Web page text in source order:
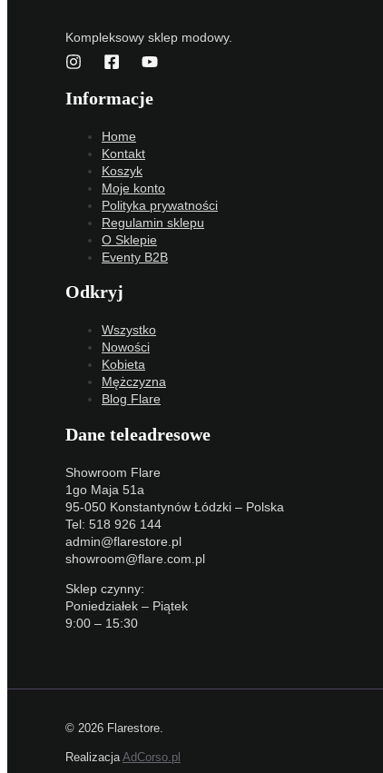
Kompleksowy sklep modowy.
Informacje
Home
Kontakt
Koszyk
Moje konto
Polityka prywatności
Regulamin sklepu
O Sklepie
Eventy B2B
Odkryj
Wszystko
Nowości
Kobieta
Mężczyzna
Blog Flare
Dane teleadresowe
Showroom Flare
1go Maja 51a
95-050 Konstantynów Łódzki – Polska
Tel: 518 926 144
admin@flarestore.pl
showroom@flare.com.pl
Sklep czynny:
Poniedziałek – Piątek
9:00 – 15:30
© 2026 Flarestore.
RealizacjaAdCorso.pl